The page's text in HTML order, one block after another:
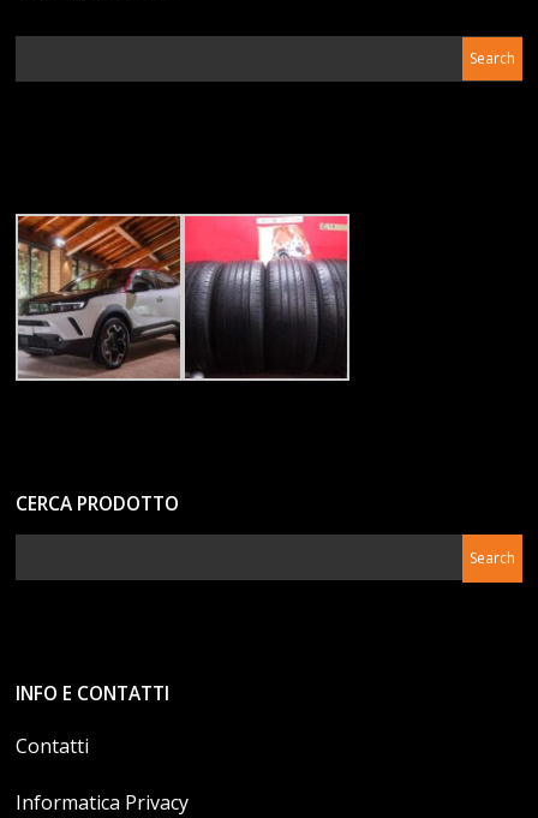
CERCA PRODOTTO
INFO E CONTATTI
Contatti
Informatica Privacy